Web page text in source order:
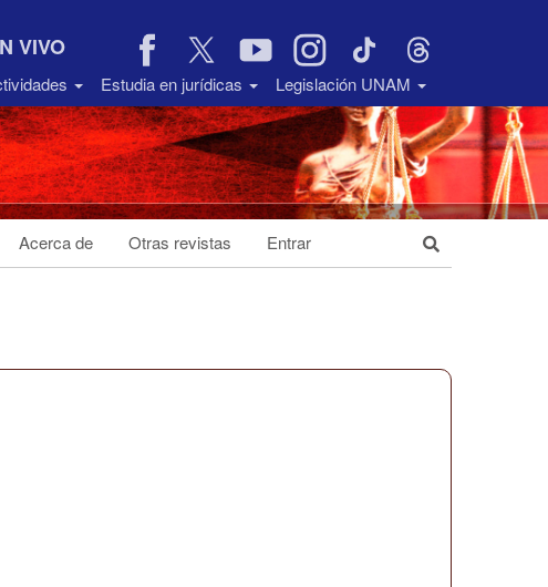
VIVO
Estudia en jurídicas Legislación UNAM
Acerca de Otras revistas Entrar